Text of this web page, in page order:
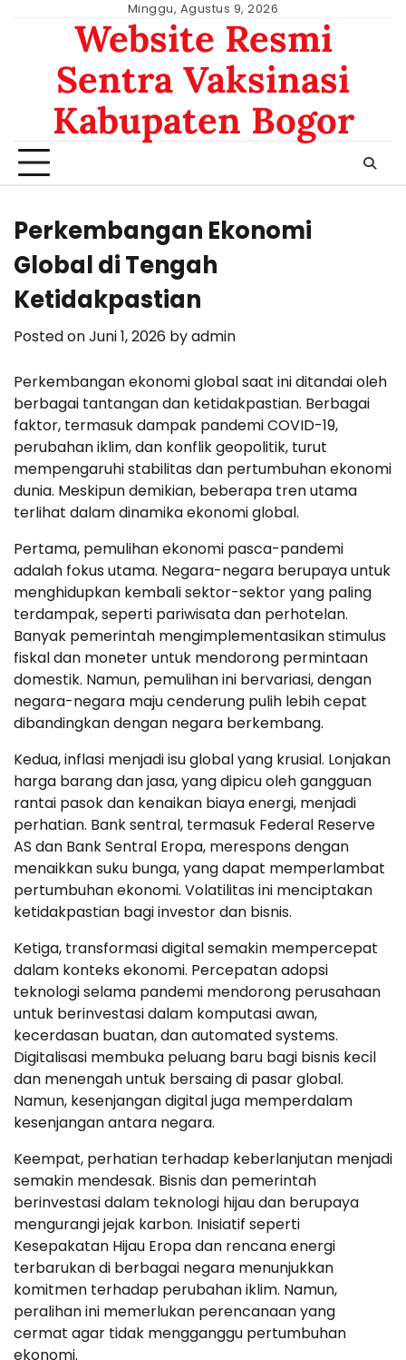
Minggu, Agustus 9, 2026
Website Resmi
Sentra Vaksinasi
Kabupaten Bogor
Perkembangan Ekonomi
Global di Tengah
Ketidakpastian
Posted onJuni 1, 2026 byadmin
Perkembangan ekonomi global saat ini ditandai oleh
berbagai tantangan dan ketidakpastian. Berbagai
faktor, termasuk dampak pandemi COVID-19,
perubahan iklim, dan konflik geopolitik, turut
mempengaruhi stabilitas dan pertumbuhan ekonomi
dunia. Meskipun demikian, beberapa tren utama
terlihat dalam dinamika ekonomi global.
Pertama, pemulihan ekonomi pasca-pandemi
adalah fokus utama. Negara-negara berupaya untuk
menghidupkan kembali sektor-sektor yang paling
terdampak, seperti pariwisata dan perhotelan.
Banyak pemerintah mengimplementasikan stimulus
fiskal dan moneter untuk mendorong permintaan
domestik. Namun, pemulihan ini bervariasi, dengan
negara-negara maju cenderung pulih lebih cepat
dibandingkan dengan negara berkembang.
Kedua, inflasi menjadi isu global yang krusial. Lonjakan
harga barang dan jasa, yang dipicu oleh gangguan
rantai pasok dan kenaikan biaya energi, menjadi
perhatian. Bank sentral, termasuk Federal Reserve
AS dan Bank Sentral Eropa, merespons dengan
menaikkan suku bunga, yang dapat memperlambat
pertumbuhan ekonomi. Volatilitas ini menciptakan
ketidakpastian bagi investor dan bisnis.
Ketiga, transformasi digital semakin mempercepat
dalam konteks ekonomi. Percepatan adopsi
teknologi selama pandemi mendorong perusahaan
untuk berinvestasi dalam komputasi awan,
kecerdasan buatan, dan automated systems.
Digitalisasi membuka peluang baru bagi bisnis kecil
dan menengah untuk bersaing di pasar global.
Namun, kesenjangan digital juga memperdalam
kesenjangan antara negara.
Keempat, perhatian terhadap keberlanjutan menjadi
semakin mendesak. Bisnis dan pemerintah
berinvestasi dalam teknologi hijau dan berupaya
mengurangi jejak karbon. Inisiatif seperti
Kesepakatan Hijau Eropa dan rencana energi
terbarukan di berbagai negara menunjukkan
komitmen terhadap perubahan iklim. Namun,
peralihan ini memerlukan perencanaan yang
cermat agar tidak mengganggu pertumbuhan
ekonomi.